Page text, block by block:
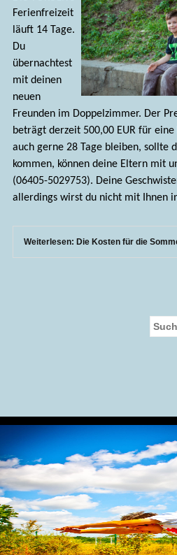
Ferienfreizeit
läuft 14 Tage.
Du
übernachtest
mit deinen
neuen
Freunden im Doppelzimmer. Der
beträgt derzeit 500,00 EUR für
auch gerne 28 Tage bleiben, sollte
kommen, können deine Eltern mit
(06405-5029753). Deine
allerdings wirst du nicht mit Ihnen
Weiterlesen: Die Kosten für die